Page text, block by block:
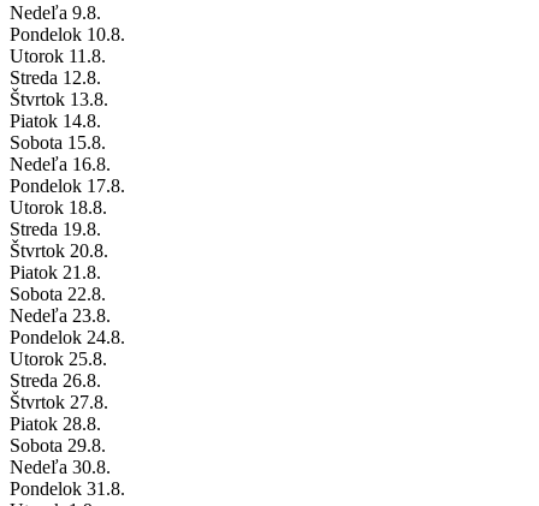
Nedeľa 9.8.
Pondelok 10.8.
Utorok 11 .8.
Streda 12.8.
Štvrtok 13.8.
Piatok 14.8.
Sobota 15.8.
Nedeľa 16.8.
Pondelok 17.8.
Utorok 18.8.
Streda 19.8.
Štvrtok 20.8.
Piatok 21 .8.
Sobota 22.8.
Nedeľa 23.8.
Pondelok 24.8.
Utorok 25.8.
Streda 26.8.
Štvrtok 27.8.
Piatok 28.8.
Sobota 29.8.
Nedeľa 30.8.
Pondelok 31 .8.